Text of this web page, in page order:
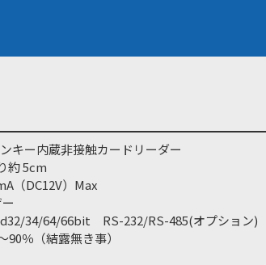
ー内蔵非接触カードリーダー
約 5cm
（DC12V）Max
34/64/66bit RS-232/RS-485(オプション)
％（結露無き事）